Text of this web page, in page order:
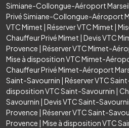
Simiane-Collongue-Aéroport
Privé Simiane-Collongue-Aéroport
VTC Mimet | Réserver VTC Mimet |
Chauffeur Privé Mimet | Devis VTC
Provence | Réserver VTC Mimet-
Mise à disposition VTC Mimet-
Chauffeur Privé Mimet-Aéroport
Saint-Savournin | Réserver VTC
disposition VTC Saint-Savournin |
Savournin | Devis VTC Saint-
Provence | Réserver VTC Saint-
Provence | Mise à disposition VTC